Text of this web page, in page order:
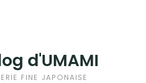
d'UMAMI
FINE JAPONAISE